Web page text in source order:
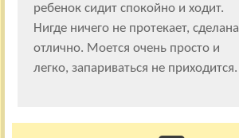
ребенок сидит спокойно и ходит.
Нигде ничего не протекает, сделана
отлично. Моется очень просто и
легко, запариваться не приходится.